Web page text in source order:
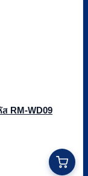
RM-WD09